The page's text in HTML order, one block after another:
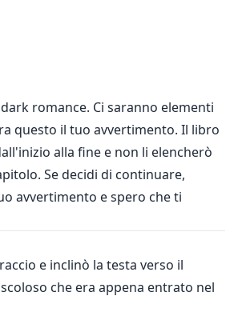
ti scopo proprio qui." Sussurrò.
la sua verginità per anni
18 anni. Ma un giorno, ha
estremamente sessuale, Nathan
gli occhi azzurri più seducenti
un mento ben definito, capelli
piene, perfettamente disegnate,
con denti perfetti e quelle
Incredibilmente sexy.
una notte di passione bellissima e
romance. Ci saranno elementi
questo il tuo avvertimento. Il libro
alla fine e non li elencherò
Se decidi di continuare,
avvertimento e spero che ti
e inclinò la testa verso il
che era appena entrato nel